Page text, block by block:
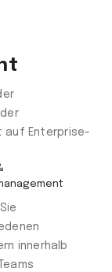
auf Enterprise-
innerhalb